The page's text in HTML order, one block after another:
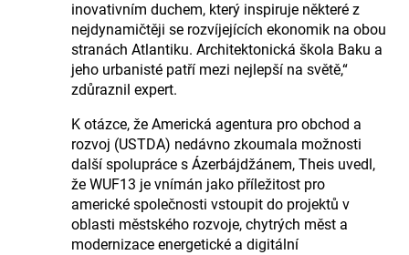
inovativním duchem, který inspiruje některé z
nejdynamičtěji se rozvíjejících ekonomik na obou
stranách Atlantiku. Architektonická škola Baku a
jeho urbanisté patří mezi nejlepší na světě,“
zdůraznil expert.
K otázce, že Americká agentura pro obchod a
rozvoj (USTDA) nedávno zkoumala možnosti
další spolupráce s Ázerbájdžánem, Theis uvedl,
že WUF13 je vnímán jako příležitost pro
americké společnosti vstoupit do projektů v
oblasti městského rozvoje, chytrých měst a
modernizace energetické a digitální